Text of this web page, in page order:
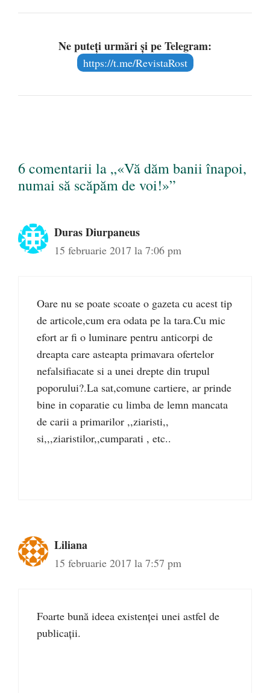
Ne puteți urmări și pe Telegram:
https://t.me/RevistaRost
6 comentarii la „«Vă dăm banii înapoi,
numai să scăpăm de voi!»”
Duras Diurpaneus
15 februarie 2017 la 7:06 pm
Oare nu se poate scoate o gazeta cu acest tip
de articole,cum era odata pe la tara.Cu mic
efort ar fi o luminare pentru anticorpi de
dreapta care asteapta primavara ofertelor
nefalsifiacate si a unei drepte din trupul
poporului?.La sat,comune cartiere, ar prinde
bine in coparatie cu limba de lemn mancata
de carii a primarilor ,,ziaristi,,
si,,,ziaristilor,,cumparati , etc..
Liliana
15 februarie 2017 la 7:57 pm
Foarte bună ideea existenței unei astfel de
publicații.